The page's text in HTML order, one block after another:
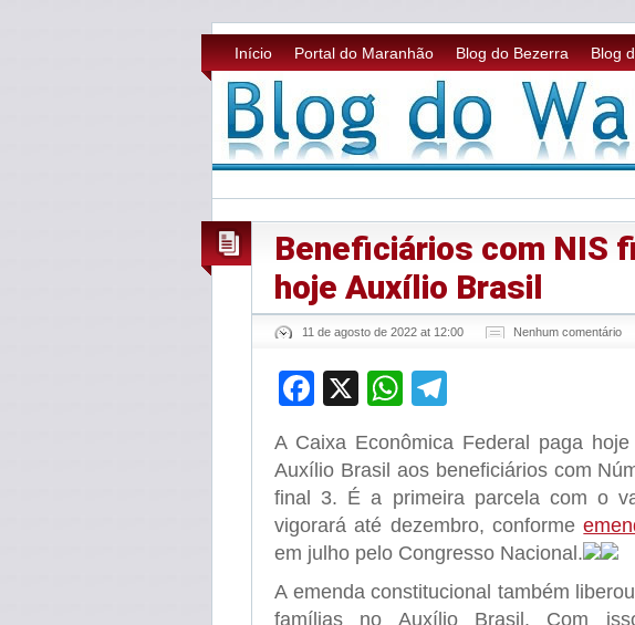
Início Portal do Maranhão Blog do Bezerra Blog
Beneficiários com NIS
hoje Auxílio Brasil
11 de agosto de 2022 at 12:00 Nenhum comentário
Facebook
X WhatsApp
A Caixa Econômica Federal paga
Auxílio Brasil aos beneficiários com
final 3. É a primeira parcela com o
vigorará até dezembro, conforme
em julho pelo Congresso Nacional.
A emenda constitucional também
famílias no Auxílio Brasil. Com